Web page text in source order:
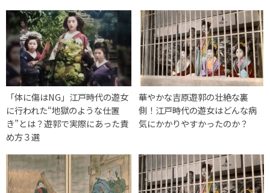
「体に傷はNG」江戸時代の遊女
に行われた“地獄のような仕置
き”とは？遊郭で実際にあった責
め方３選
華やかな吉原遊郭の壮絶な裏
側！江戸時代の遊女はどんな病
気にかかりやすかったのか？